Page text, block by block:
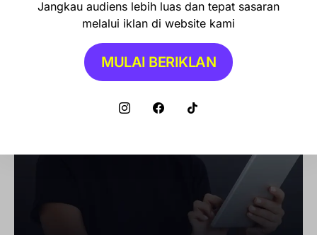
Jangkau audiens lebih luas dan tepat sasaran
melalui iklan di website kami
MULAI BERIKLAN